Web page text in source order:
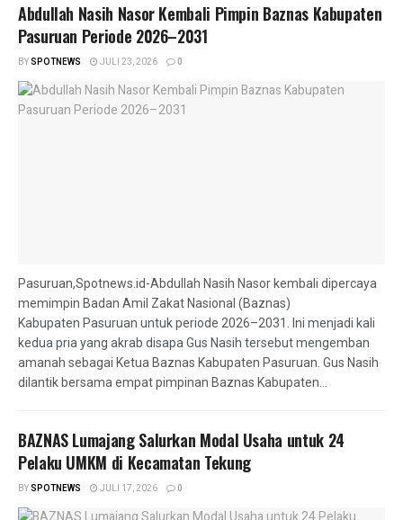
Abdullah Nasih Nasor Kembali Pimpin Baznas Kabupaten
Pasuruan Periode 2026–2031
BYSPOTNEWS JULI 23, 2026 0
Pasuruan,Spotnews.id-Abdullah Nasih Nasor kembali dipercaya
memimpin Badan Amil Zakat Nasional (Baznas)
Kabupaten Pasuruan untuk periode 2026–2031. Ini menjadi kali
kedua pria yang akrab disapa Gus Nasih tersebut mengemban
amanah sebagai Ketua Baznas Kabupaten Pasuruan. Gus Nasih
dilantik bersama empat pimpinan Baznas Kabupaten...
BAZNAS Lumajang Salurkan Modal Usaha untuk 24
Pelaku UMKM di Kecamatan Tekung
BYSPOTNEWS JULI 17, 2026 0